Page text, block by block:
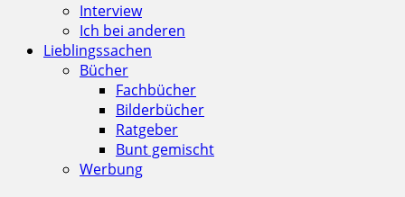
Interview
Ich bei anderen
Lieblingssachen
Bücher
Fachbücher
Bilderbücher
Ratgeber
Bunt gemischt
Werbung